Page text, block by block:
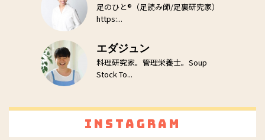
足のひと®（足読み師/足裏研究家）
https:...
エダジュン
料理研究家。管理栄養士。Soup
Stock To...
Instagram